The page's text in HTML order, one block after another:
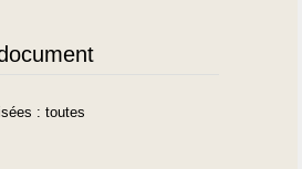
: toutes